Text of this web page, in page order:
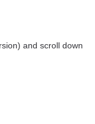
and scroll down